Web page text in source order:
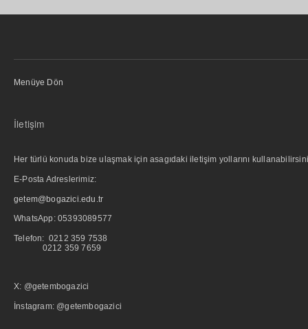
Menüye Dön
İletişim
Her türlü konuda bize ulaşmak için asagıdaki iletişim yollarını
E-Posta Adreslerimiz:
getem@bogazici.edu.tr
WhatsApp: 05393089577
Telefon: 0212 359 7538
0212 359 7659
X: @getembogazici
İnstagram: @getembogazici